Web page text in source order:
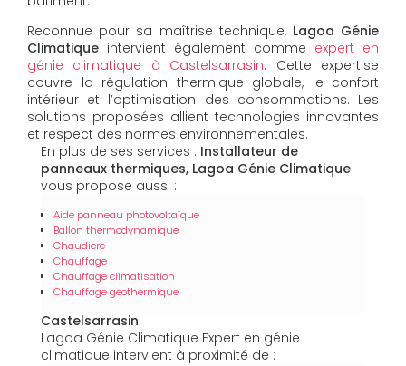
Reconnue pour sa maîtrise technique, Lagoa Génie
Climatique intervient également comme expert en
génie climatique à Castelsarrasin. Cette expertise
couvre la régulation thermique globale, le confort
intérieur et l’optimisation des consommations. Les
solutions proposées allient technologies innovantes
et respect des normes environnementales.
En plus de ses services : Installateur de
panneaux thermiques, Lagoa Génie Climatique
vous propose aussi :
Aide panneau photovoltaïque
Ballon thermodynamique
Chaudiere
Chauffage
Chauffage climatisation
Chauffage geothermique
Castelsarrasin
Lagoa Génie Climatique Expert en génie
climatique intervient à proximité de :